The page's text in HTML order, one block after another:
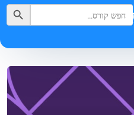
Search
for:
Search Button